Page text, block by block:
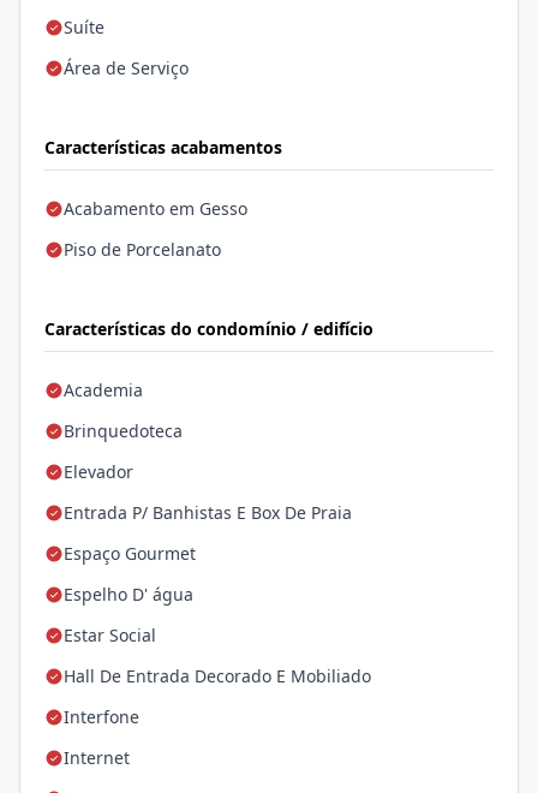
Suíte
Área de Serviço
Características acabamentos
Acabamento em Gesso
Piso de Porcelanato
Características do condomínio / edifício
Academia
Brinquedoteca
Elevador
Entrada P/ Banhistas E Box De Praia
Espaço Gourmet
Espelho D' água
Estar Social
Hall De Entrada Decorado E Mobiliado
Interfone
Internet